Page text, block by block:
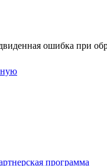
ошибка при
программа